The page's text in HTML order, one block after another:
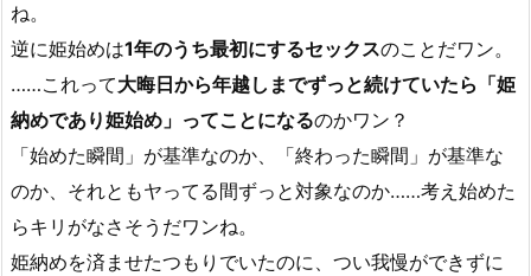
ね。
逆に姫始めは1年のうち最初にするセックスのことだワン。
……これって大晦日から年越しまでずっと続けていたら「姫
納めであり姫始め」ってことになるのかワン？
「始めた瞬間」が基準なのか、「終わった瞬間」が基準な
のか、それともヤってる間ずっと対象なのか……考え始めた
らキリがなさそうだワンね。
姫納めを済ませたつもりでいたのに、つい我慢ができずに